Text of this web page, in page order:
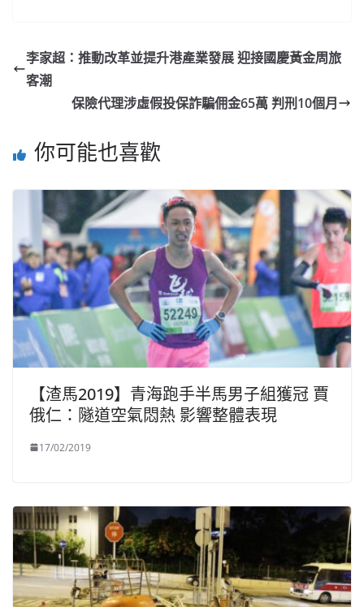
李家超：推動改革並提升港產業發展 迎接國慶黃金周旅
客潮
保險代理涉虛假投保詐騙佣金65萬 判刑10個月
你可能也喜歡
【渣馬2019】青海跑手半馬男子組獲冠 賈
俄仁：隧道空氣悶熱 影響整體表現
17/02/2019